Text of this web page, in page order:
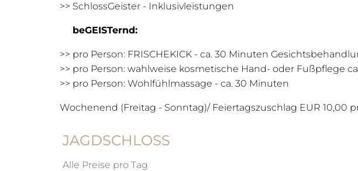
>> SchlossGeister - Inklusivleistungen
beGEISTernd:
>> pro Person: FRISCHEKICK - ca. 30 Minuten
>> pro Person: wahlweise kosmetische Hand- oder Fußpflege
>> pro Person: Wohlfühlmassage - ca. 30 Minuten
Wochenend (Freitag - Sonntag)/ Feiertagszuschlag EUR 10,00
JAGDSCHLOSS
Alle Preise pro Tag